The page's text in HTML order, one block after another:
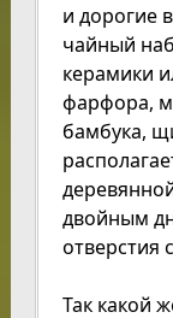
и дорогие
чайный
керамики
фарфора,
бамбука,
двойным
отверстия
Так какой